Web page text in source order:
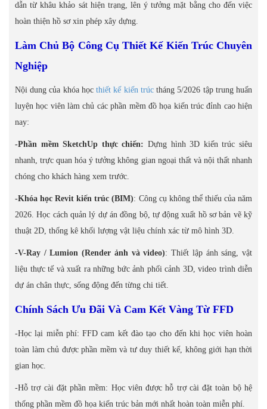
dẫn từ khâu khảo sát hiện trạng, lên ý tưởng mặt bằng cho đến việc
hoàn thiện hồ sơ xin phép xây dựng.
Làm Chủ Bộ Công Cụ Thiết Kế Kiến Trúc Chuyên
Nghiệp
Nội dung của khóa họcthiết kế kiến trúctháng 5/2026 tập trung huấn
luyện học viên làm chủ các phần mềm đồ họa kiến trúc đỉnh cao hiện
nay:
-Phần mềm SketchUp thực chiến: Dựng hình 3D kiến trúc siêu
nhanh, trực quan hóa ý tưởng không gian ngoại thất và nội thất nhanh
chóng cho khách hàng xem trước.
-Khóa học Revit kiến trúc (BIM): Công cụ không thể thiếu của năm
2026. Học cách quản lý dự án đồng bộ, tự động xuất hồ sơ bản vẽ kỹ
thuật 2D, thống kê khối lượng vật liệu chính xác từ mô hình 3D.
-V-Ray / Lumion (Render ảnh và video): Thiết lập ánh sáng, vật
liệu thực tế và xuất ra những bức ảnh phối cảnh 3D, video trình diễn
dự án chân thực, sống động đến từng chi tiết.
Chính Sách Ưu Đãi Và Cam Kết Vàng Từ FFD
-Học lại miễn phí: FFD cam kết đào tạo cho đến khi học viên hoàn
toàn làm chủ được phần mềm và tư duy thiết kế, không giới hạn thời
gian học.
-Hỗ trợ cài đặt phần mềm: Học viên được hỗ trợ cài đặt toàn bộ hệ
thống phần mềm đồ họa kiến trúc bản mới nhất hoàn toàn miễn phí.